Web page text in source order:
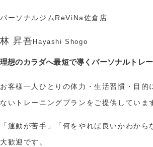
パーソナルジムReViNa佐倉店
林 昇吾 Hayashi Shogo
理想のカラダへ最短で導くパーソナルトレ
お客様一人ひとりの体力・生活習慣・目的
ないトレーニングプランをご提供していま
「運動が苦手」「何をやれば良いかわから
大歓迎です。